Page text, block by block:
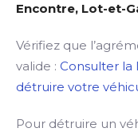
Encontre, Lot-et-
Vérifiez que
valide : Consulter la
détruire votre
Pour détruire un